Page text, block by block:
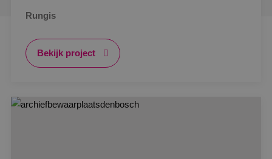
Rungis
Bekijk project